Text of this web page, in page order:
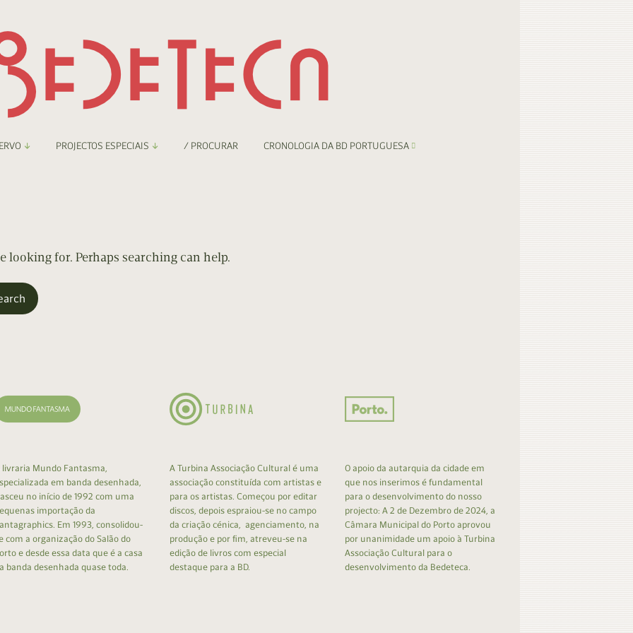
Digital
PROJECTOS ESPECIAIS / PROCURAR CRONOLOGIA DA BD PORTUGUESA
looking for. Perhaps searching can help.
livraria Mundo Fantasma,
em banda desenhada,
no início de 1992 com uma
importação da
Em 1993, consolidou-
com a organização do Salão do
e desde essa data que é a casa
banda desenhada quase toda.
A Turbina Associação Cultural é uma
associação constituída com artistas e
para os artistas. Começou por editar
discos, depois espraiou-se no campo
da criação cénica, agenciamento, na
produção e por fim, atreveu-se na
edição de livros com especial
destaque para a BD.
O apoio da autarquia da cidade em
que nos inserimos é fundamental
para o desenvolvimento do nosso
projecto: A 2 de Dezembro de 2024, a
Câmara Municipal do Porto aprovou
por unanimidade um apoio à Turbina
Associação Cultural para o
desenvolvimento da Bedeteca.